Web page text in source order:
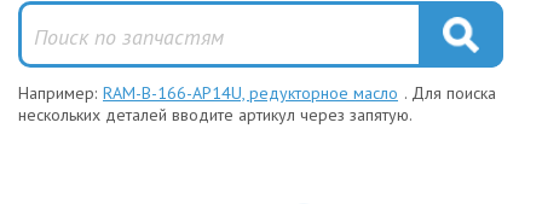
Например: RAM-B-166-AP14U, редукторное масло . Для поиска
нескольких деталей вводите артикул через запятую.